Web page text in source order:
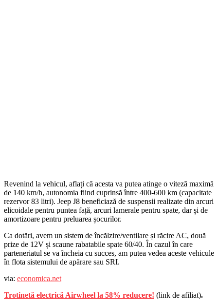
Revenind la vehicul, aflați că acesta va putea atinge o viteză maximă
de 140 km/h, autonomia fiind cuprinsă între 400-600 km (capacitate
rezervor 83 litri). Jeep J8 beneficiază de suspensii realizate din arcuri
elicoidale pentru puntea față, arcuri lamerale pentru spate, dar și de
amortizoare pentru preluarea șocurilor.
Ca dotări, avem un sistem de încălzire/ventilare și răcire AC, două
prize de 12V și scaune rabatabile spate 60/40. În cazul în care
parteneriatul se va încheia cu succes, am putea vedea aceste vehicule
în flota sistemului de apărare sau SRI.
via: economica.net
Trotinetă electrică Airwheel la 58% reducere! (link de afiliat).